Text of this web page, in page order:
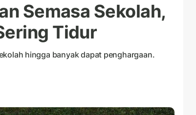
Semasa Sekolah,
Tidur
hingga banyak dapat penghargaan.